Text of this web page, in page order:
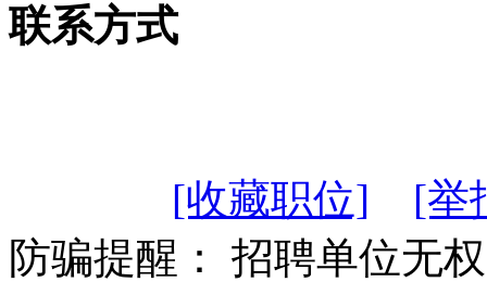
联系方式
[收藏职位]
[举
防骗提醒： 招聘单位无